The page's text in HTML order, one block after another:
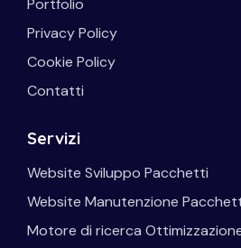
Portfolio
Privacy Policy
Cookie Policy
Contatti
Servizi
Website Sviluppo Pacchetti
Website Manutenzione
Motore di ricerca